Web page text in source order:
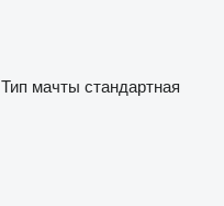
Тип мачты стандартная